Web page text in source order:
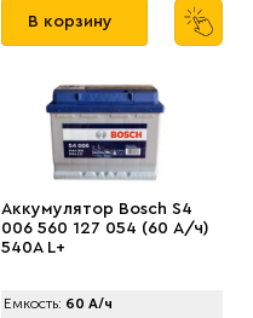
В корзину
Аккумулятор Bosch S4
006 560 127 054 (60 А/ч)
540A L+
Емкость: 60 А/ч